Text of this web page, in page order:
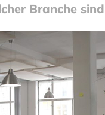
Branche